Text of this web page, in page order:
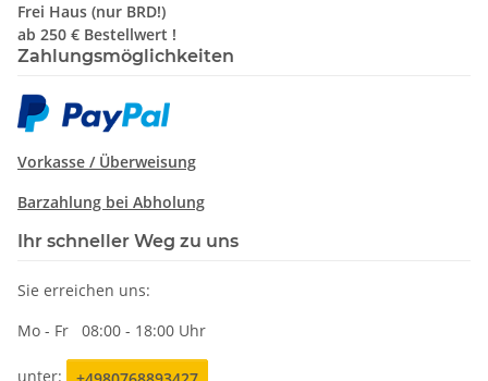
Frei Haus (nur BRD!)
ab 250 € Bestellwert !
Zahlungsmöglichkeiten
Vorkasse / Überweisung
Barzahlung bei Abholung
Ihr schneller Weg zu uns
Sie erreichen uns:
Mo - Fr 08:00 - 18:00 Uhr
unter: